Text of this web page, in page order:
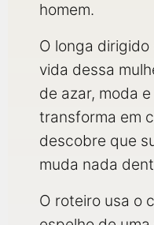
homem.
O longa dirigido
vida dessa
de azar, moda
transforma em
descobre que
muda nada
O roteiro usa o